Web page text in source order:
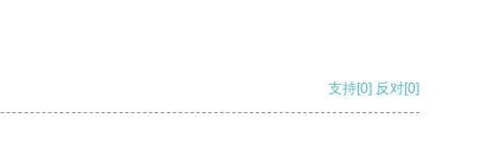
支持[0] 反对[0]